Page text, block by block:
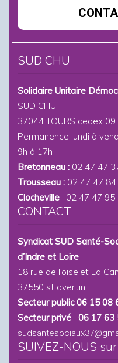
SUD CHU
Solidaire Unitaire
SUD CHU
37044 TOURS cedex 09
Permanence lundi à
9h à 17h
Bretonneau : 02 47 47
Trousseau : 02 47 47 84
Clocheville : 02 47 47 95
CONTACT
Syndicat SUD Santé-
d’Indre et Loire
18 rue de l’oiselet La
37550 st avertin
Secteur public 06 15 08
Secteur privé 06 17 63
SUIVEZ-NOUS sur